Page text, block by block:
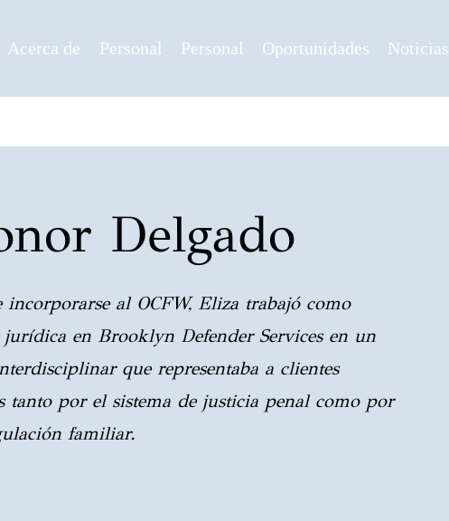
Acerca de Personal Personal Oportunidades Noticias
Delgado
incorporarse al OCFW, Eliza trabajó como
jurídica en Brooklyn Defender Services en un
que representaba a clientes
tanto por el sistema de justicia penal como por
familiar.